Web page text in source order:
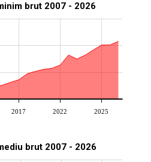
brut 2007 - 2026
2017 2022 2025
brut 2007 - 2026